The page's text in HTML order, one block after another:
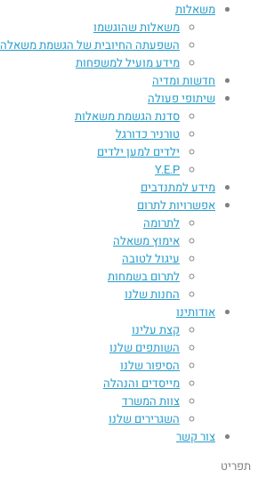
משאלות
משאלות שהוגשמו
השפעתה החיובית של הגשמת משאלה​
מידע מועיל למשפחות
חדשות ומדיה
שיתופי פעולה
סדנת הגשמת משאלות
טורניר כדורגל
ילדים למען ילדים
Y.E.P
מידע למתנדבים
אפשרויות לתרום
לתרומה
אימוץ משאלה
עיגול לטובה
לתרום בשמחות
החנות שלנו
אודותינו
קצת עלינו
השותפים שלנו
הסיפור שלנו
מייסדים והנהלה
צוות המשרד
השגרירים שלנו
צור קשר
תפריט